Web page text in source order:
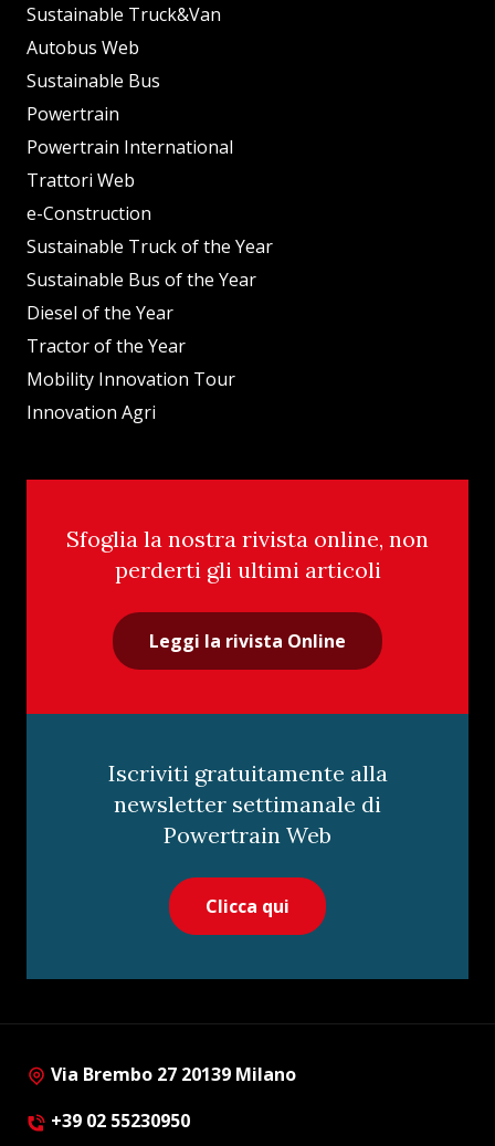
Sustainable Truck&Van
Autobus Web
Sustainable Bus
Powertrain
Powertrain International
Trattori Web
e-Construction
Sustainable Truck of the Year
Sustainable Bus of the Year
Diesel of the Year
Tractor of the Year
Mobility Innovation Tour
Innovation Agri
Sfoglia la nostra rivista online, non
perderti gli ultimi articoli
Leggi la rivista Online
Iscriviti gratuitamente alla
newsletter settimanale di
Powertrain Web
Clicca qui
Via Brembo 27 20139 Milano
+39 02 55230950